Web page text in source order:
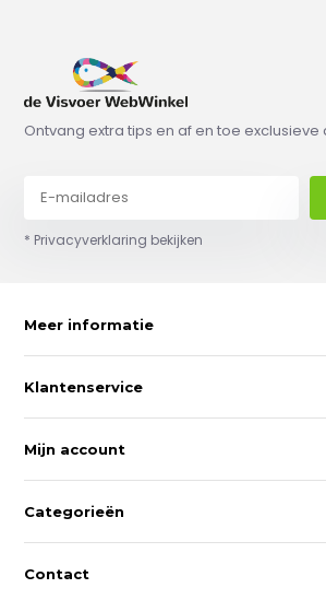
Ontvang extra tips en af en toe
* Privacyverklaring bekijken
Meer informatie
Klantenservice
Mijn account
Categorieën
Contact